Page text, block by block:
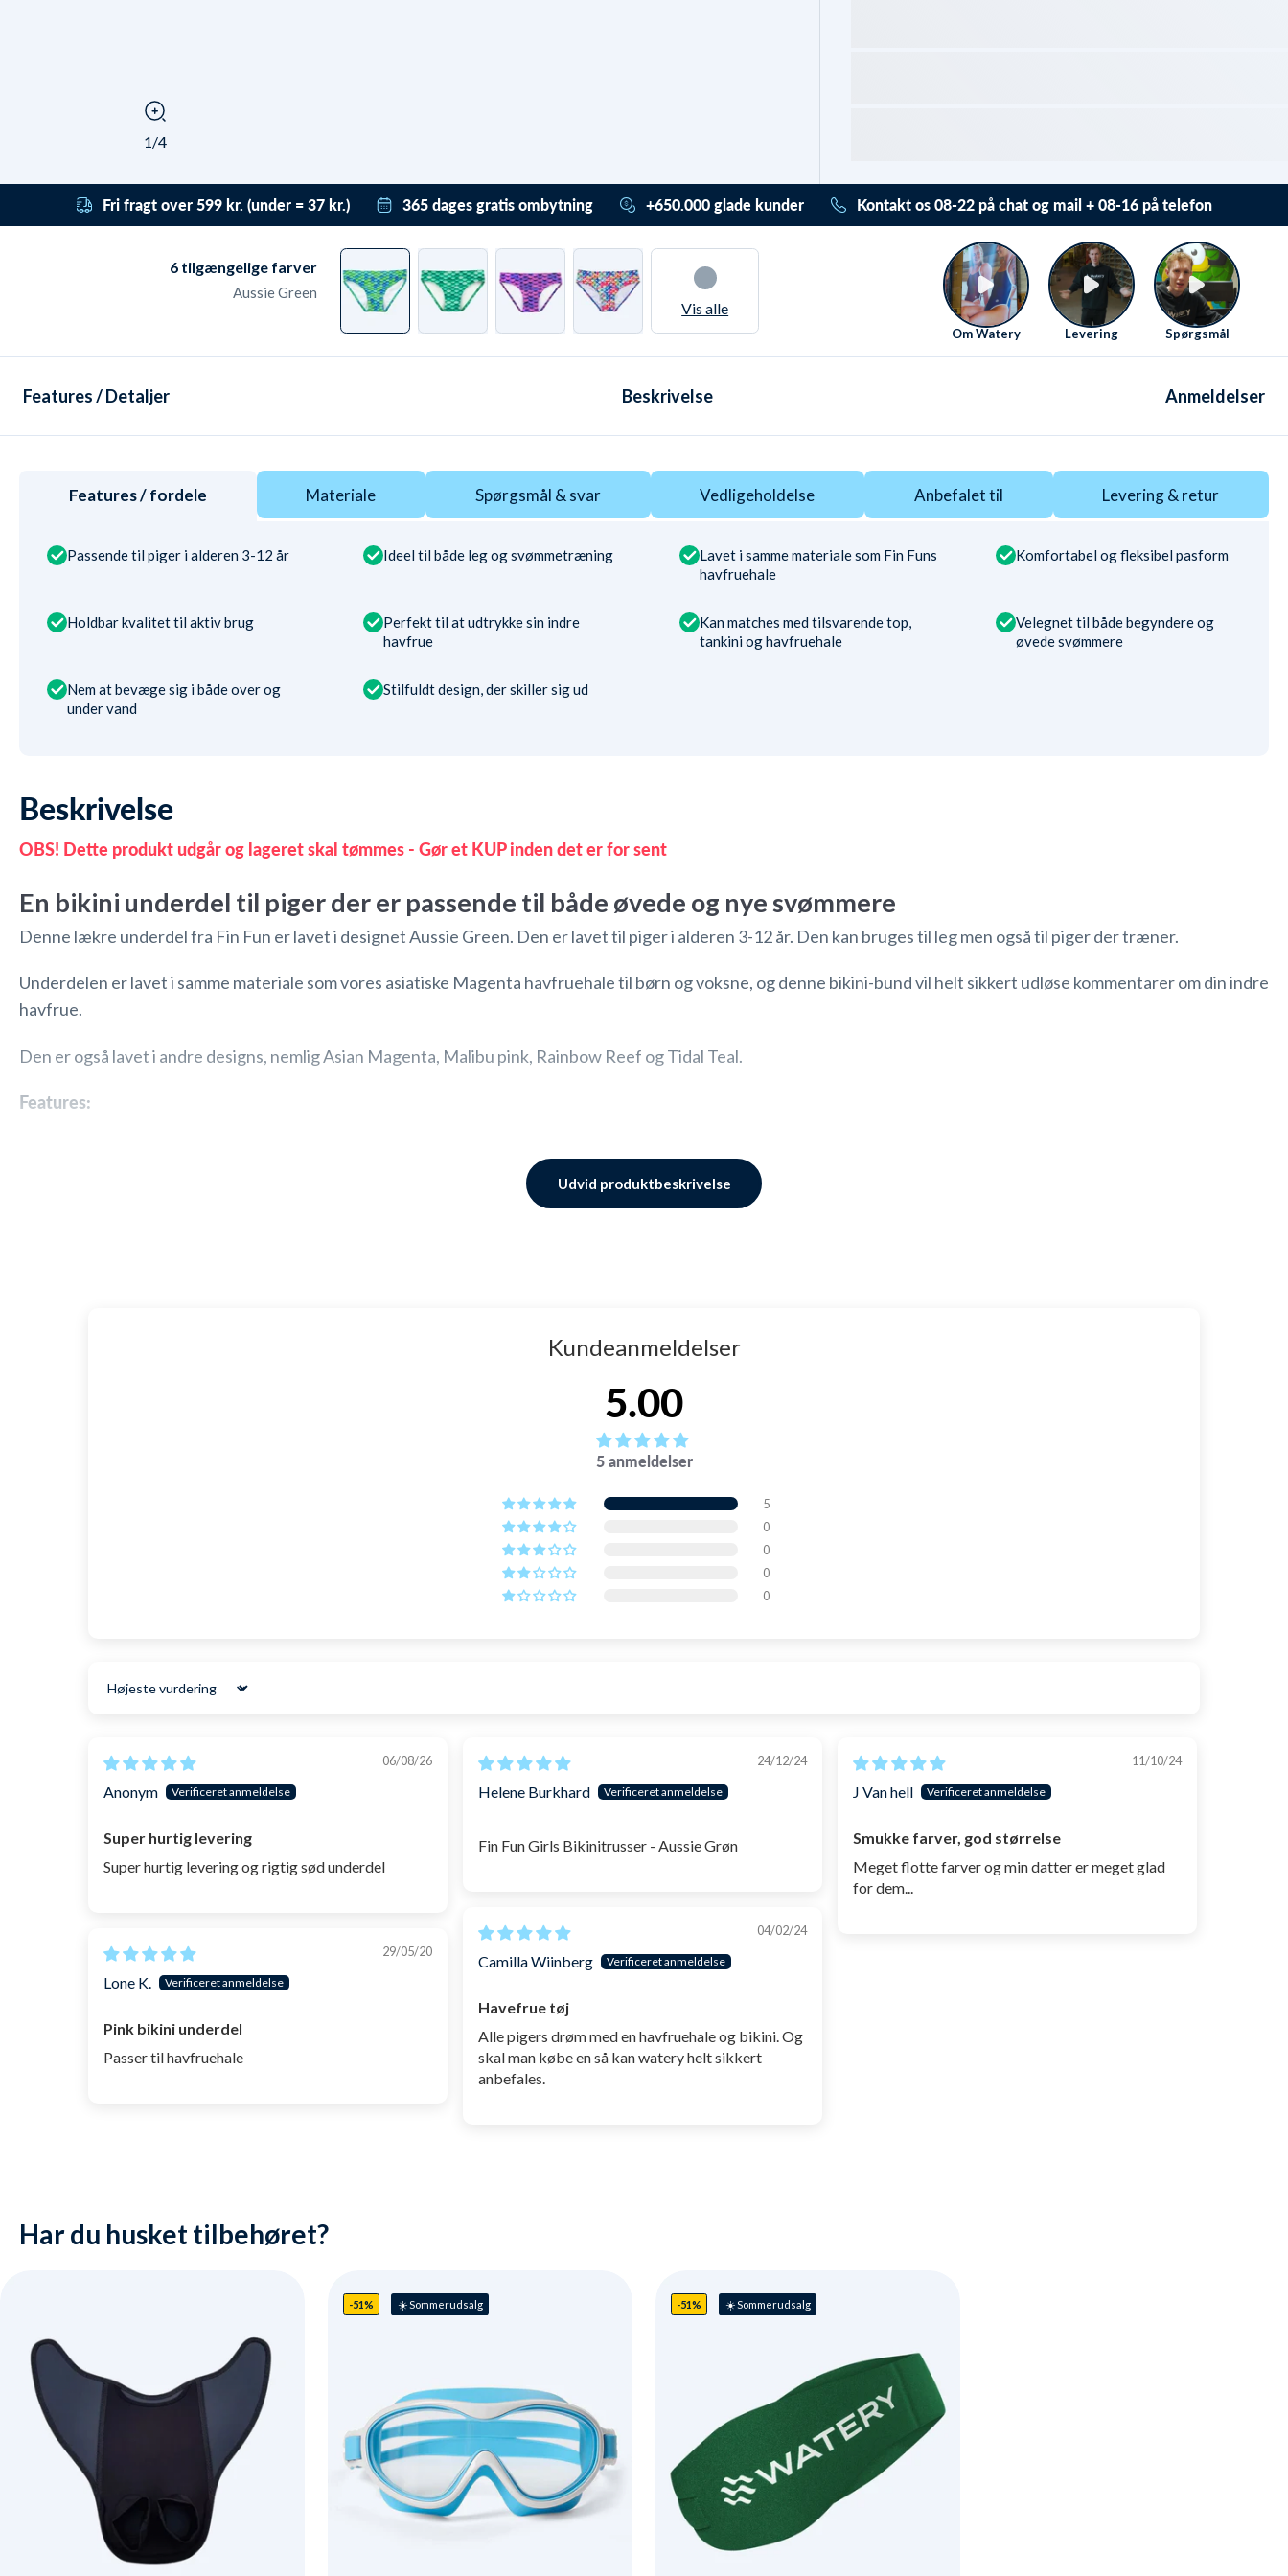
1/4
Fri fragt over 599 kr. (under = 37 kr.)
levering fra kun 37 kr. Leveringen er dag-til-
dag ved bestilling før 22:00 - også i
365 dages gratis ombytning
derfor 365 dage til at ombytte /
få tilgodebevis. Og det erhelt
gratis gennem vores
retursystem
. Ved almindelig
returnering har du hele 30 dage.
+650.000 glade kunder
650.000 med deres udstyr
og badetøj. De har givet en
af 5,0. De valgte alle Watery
pga.disse unikke fordele
Kontakt os 08-22 på chat og mail + 08-16 på telefon
Se kontaktmuligheder her.
6 tilgængelige farver
Aussie Green
Vis alle
Om Watery Levering Spørgsmål
Features / Detaljer Beskrivelse Anmeldelser
Beskrivelse
OBS! Dette produkt udgår og lageret skal tømmes - Gør et KUP inden det er for sent
En bikini underdel til piger der er passende til både øvede og nye svømmere
Denne lækre underdel fra Fin Fun er lavet i designet Aussie Green. Den er lavet til piger i alderen 3-12 år. Den kan bruges til leg men også til piger der træner.
Underdelen er lavet i samme materiale som vores asiatiske Magenta havfruehale til børn og voksne, og denne bikini-bund vil helt sikkert udløse kommentarer om din indre
havfrue.
Den er også lavet i andre designs, nemligAsian Magenta, Malibu pink, Rainbow Reef og Tidal Teal.
Features:
Udvid produktbeskrivelse
Features / fordele
Passende til piger i alderen 3-12 år Ideel til både leg og svømmetræning
Lavet i samme materiale som Fin Funs
havfruehale
Komfortabel og fleksibel pasform
Holdbar kvalitet til aktiv brug
Perfekt til at udtrykke sin indre
havfrue
Kan matches med tilsvarende top,
tankini og havfruehale
Velegnet til både begyndere og
øvede svømmere
Nem at bevæge sig i både over og
under vand
Stilfuldt design, der skiller sig ud
Materiale Spørgsmål & svar Vedligeholdelse Anbefalet til Levering & retur
Kundeanmeldelser
5.00
5 anmeldelser
5
0
0
0
0
Sort by
06/08/26
Anonym
Super hurtig levering
Super hurtig levering og rigtig sød underdel
24/12/24
Helene Burkhard
Fin Fun Girls Bikinitrusser - Aussie Grøn
11/10/24
J Van hell
Smukke farver, god størrelse
Meget flotte farver og min datter er meget glad
for dem...
04/02/24
Camilla Wiinberg
Havefrue tøj
Alle pigers drøm med en havfruehale og bikini. Og
skal man købe en så kan watery helt sikkert
anbefales.
29/05/20
Lone K.
Pink bikini underdel
Passer til havfruehale
Har du husket tilbehøret?
-51% ☀️ Sommerudsalg -51% ☀️ Sommerudsalg